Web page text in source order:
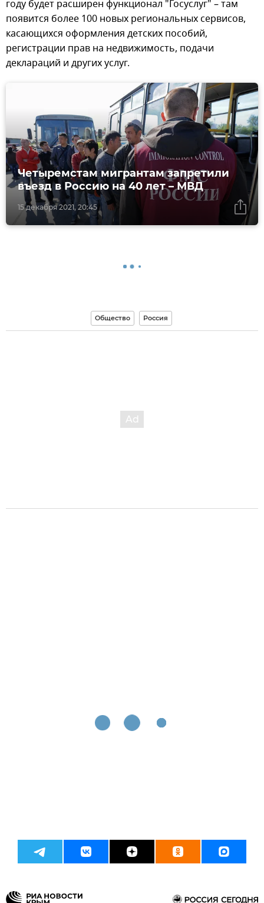
году будет расширен функционал "Госуслуг" – там
появится более 100 новых региональных сервисов,
касающихся оформления детских пособий,
регистрации прав на недвижимость, подачи
деклараций и других услуг.
15 декабря 2021, 20:45
Четыремстам мигрантам запретили
въезд в Россию на 40 лет – МВД
Общество Россия